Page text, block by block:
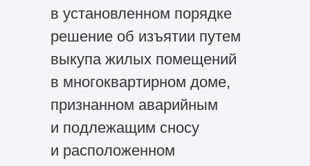
в установленном порядке
решение об изъятии путем
выкупа жилых помещений
в многоквартирном доме,
признанном аварийным
и подлежащим сносу
и расположенном